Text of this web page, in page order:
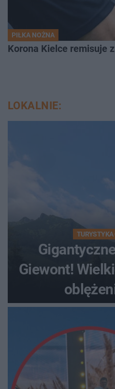
PIŁKA NOŻNA
Korona Kielce remisuje
LOKALNIE:
TURYSTYKA
Giewont!